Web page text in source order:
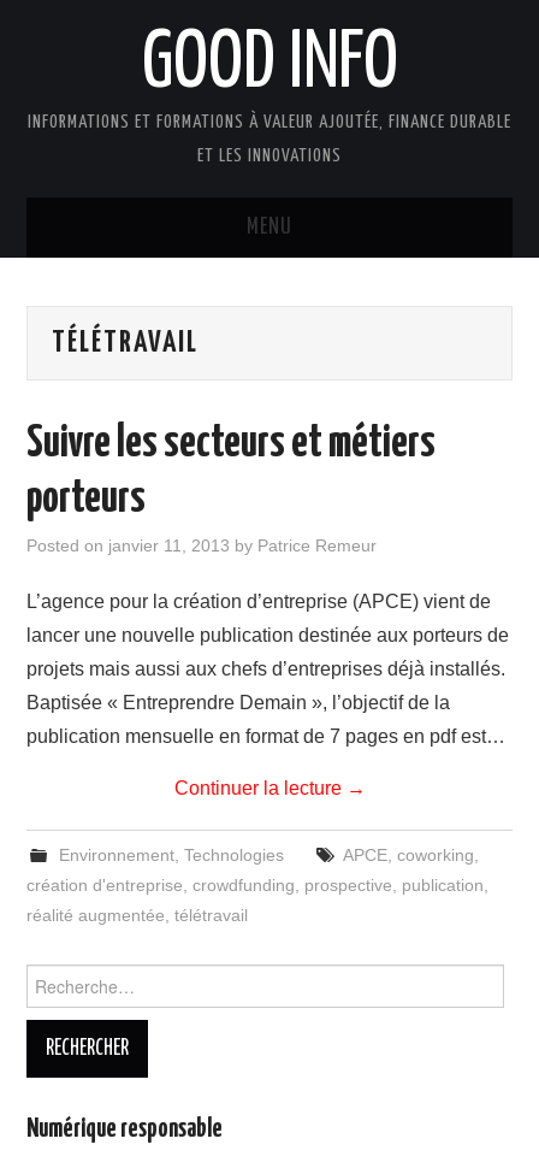
GOOD INFO
INFORMATIONS ET FORMATIONS À VALEUR AJOUTÉE, FINANCE DURABLE
ET LES INNOVATIONS
MENU
GOOD INFO DANS LA PRESSE
TÉLÉTRAVAIL
Suivre les secteurs et métiers
porteurs
Posted on janvier 11, 2013 by Patrice Remeur
L’agence pour la création d’entreprise (APCE) vient de
lancer une nouvelle publication destinée aux porteurs de
projets mais aussi aux chefs d’entreprises déjà installés.
Baptisée « Entreprendre Demain », l’objectif de la
publication mensuelle en format de 7 pages en pdf est…
Continuer la lecture →
Environnement, Technologies APCE, coworking
création d'entreprise ,crowdfunding prospective publication
réalité augmentée ,télétravail
Numérique responsable